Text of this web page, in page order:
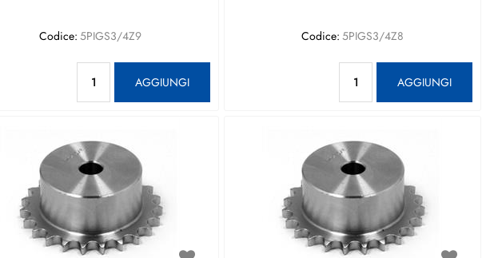
Codice: 5PIGS3/4Z9
AGGIUNGI
Codice: 5PIGS3/4Z8
AGGIUNGI